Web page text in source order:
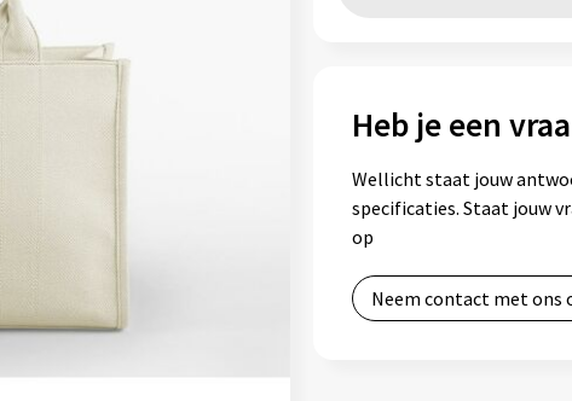
Heb je een
Wellicht staat jouw
specificaties. Staat jouw
op
Neem contact met ons